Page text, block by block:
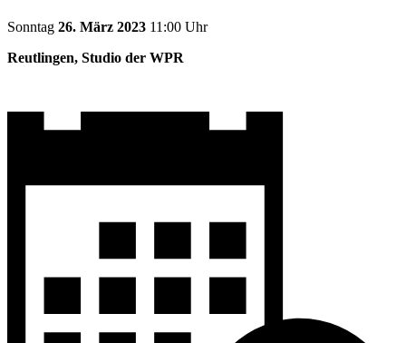
Sonntag 26. März 2023 11:00 Uhr
Reutlingen, Studio der WPR